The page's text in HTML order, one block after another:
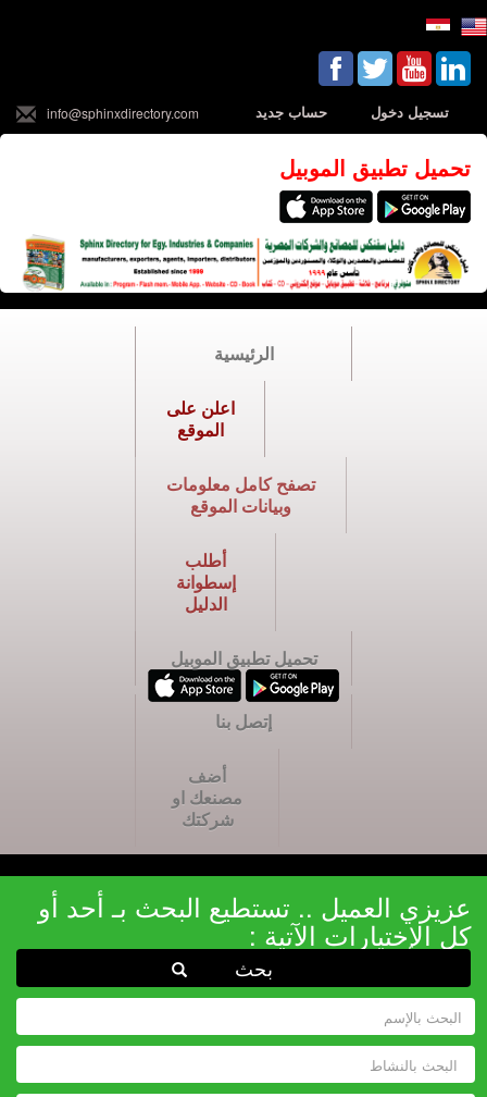
تسجيل دخول حساب جديد info@sphinxdirectory.com
تحميل تطبيق الموبيل
الرئيسية
اعلن على
الموقع
تصفح كامل معلومات
وبيانات الموقع
أطلب
إسطوانة
الدليل
تحميل تطبيق الموبيل
إتصل بنا
أضف
مصنعك او
شركتك
عزيزي العميل .. تستطيع البحث بـ أحد أو
كل الإختيارات الآتية :